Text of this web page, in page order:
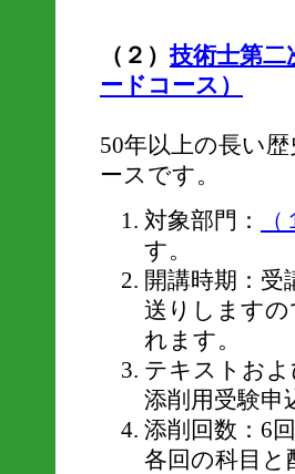
（２）技術士第
ードコース）
50年以上の長い
ースです。
対象部門：
（
す。
開講時期：
送りします
れます。
テキストお
添削用受験申
添削回数：6
各回の科目